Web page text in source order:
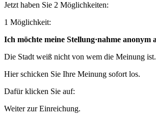
Jetzt haben Sie 2 Möglichkeiten:
1 Möglichkeit:
Ich möchte meine Stellung·nahme anonym
Die Stadt weiß nicht von wem die Meinung ist.
Hier schicken Sie Ihre Meinung sofort los.
Dafür klicken Sie auf:
Weiter zur Einreichung.